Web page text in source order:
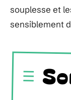
souplesse et
sensiblement